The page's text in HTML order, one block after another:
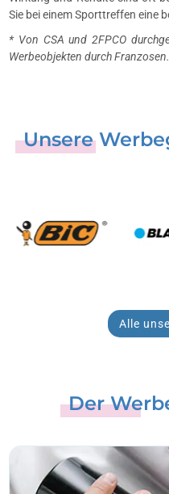
Sie bei einem Sporttreffen eine
* Von CSA und 2FPCO
Werbeobjekten durch Franzosen.
Unsere
Alle
Der